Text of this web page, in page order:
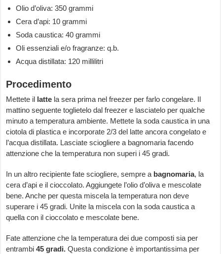
Olio d’oliva: 350 grammi
Cera d’api: 10 grammi
Soda caustica: 40 grammi
Oli essenziali e/o fragranze: q.b.
Acqua distillata: 120 millilitri
Procedimento
Mettete il latte la sera prima nel freezer per farlo congelare. Il
mattino seguente toglietelo dal freezer e lasciatelo per qualche
minuto a temperatura ambiente. Mettete la soda caustica in una
ciotola di plastica e incorporate 2/3 del latte ancora congelato e
l’acqua distillata. Lasciate sciogliere a bagnomaria facendo
attenzione che la temperatura non superi i 45 gradi.
In un altro recipiente fate sciogliere, sempre a bagnomaria, la
cera d’api e il cioccolato. Aggiungete l’olio d’oliva e mescolate
bene. Anche per questa miscela la temperatura non deve
superare i 45 gradi. Unite la miscela con la soda caustica a
quella con il cioccolato e mescolate bene.
Fate attenzione che la temperatura dei due composti sia per
entrambi45 gradi. Questa condizione è importantissima per